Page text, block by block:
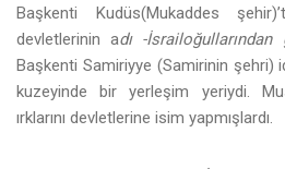
Başkenti Kudüs(Mukaddes
devletlerinin adı -
Başkenti Samiriyye (Samirinin şehri)
kuzeyinde bir yerleşim yeriydi.
ırklarını devletlerine isim yapmışlardı.